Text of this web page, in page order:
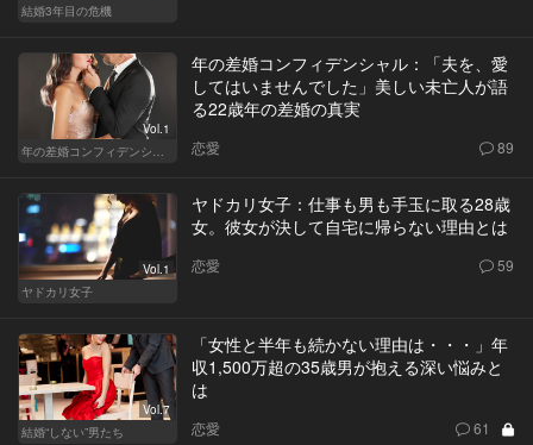
結婚3年目の危機
Vol.1
年の差婚コンフィデンシャル：「夫を、愛
してはいませんでした」美しい未亡人が語
る22歳年の差婚の真実
恋愛 89
Vol.1
ヤドカリ女子
ヤドカリ女子：仕事も男も手玉に取る28歳
女。彼女が決して自宅に帰らない理由とは
恋愛 59
Vol.7
結婚“しない”男たち
「女性と半年も続かない理由は・・・」年
収1,500万超の35歳男が抱える深い悩みと
は
恋愛 61